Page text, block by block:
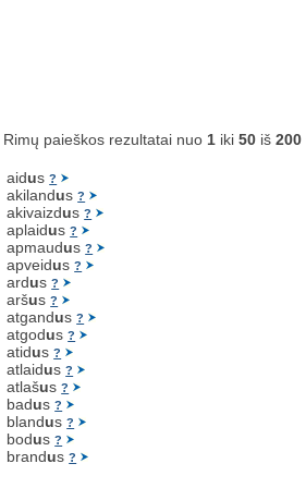
Rimų paieškos rezultatai nuo 1 iki50 iš200
aidus?
akilandus?
akivaizdus?
aplaidus?
apmaudus?
apveidus?
ardus?
aršus?
atgandus?
atgodus?
atidus?
atlaidus?
atlašus?
badus?
blandus?
bodus?
brandus?